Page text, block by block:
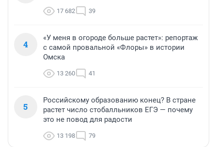
17 682 39
4
«У меня в огороде больше растет»: репортаж
с самой провальной «Флоры» в истории
Омска
13 260 41
5
Российскому образованию конец? В стране
растет число стобалльников ЕГЭ — почему
это не повод для радости
13 198 79